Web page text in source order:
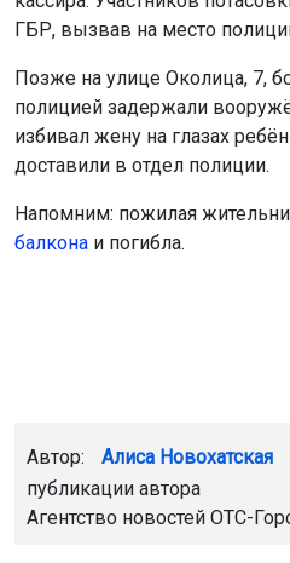
балкона и погибла.
Автор: Алиса Новохатская
Главная Новости Спорт
Спорт 6 августа 2026 - 21:16